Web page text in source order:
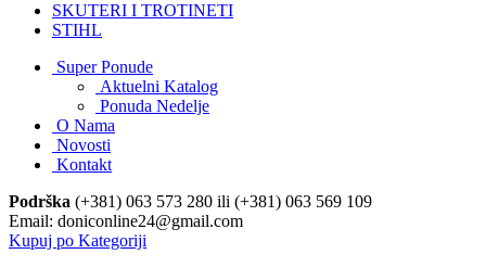
SKUTERI I TROTINETI
STIHL
Super Ponude
Aktuelni Katalog
Ponuda Nedelje
O Nama
Novosti
Kontakt
Podrška (+381) 063 573 280 ili (+381) 063 569 109
Email: doniconline24@gmail.com
Kupuj po Kategoriji